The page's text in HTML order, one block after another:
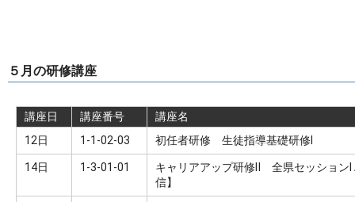
５月の研修講座
講座日 講座番号
講座名
12日
1-1-02-03 初任者研修 生徒指導基礎研修Ⅰ
14日 1-3-01-01
キャリアアップ研修Ⅱ 全県セッション
信】